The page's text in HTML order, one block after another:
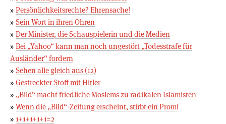
» Persönlichkeitsrechte? Ehrensache!
» Sein Wort in ihren Ohren
» Der Minister, die Schauspielerin und die Medien
» Bei „Yahoo“ kann man noch ungestört „Todesstrafe für
Ausländer“ fordern
» Sehen alle gleich aus (12)
» Gestreckter Stoff mit Hitler
» „Bild“ macht friedliche Moslems zu radikalen Islamisten
» Wenn die „Bild“-Zeitung erscheint, stirbt ein Promi
» 1+1+1+1+1=2